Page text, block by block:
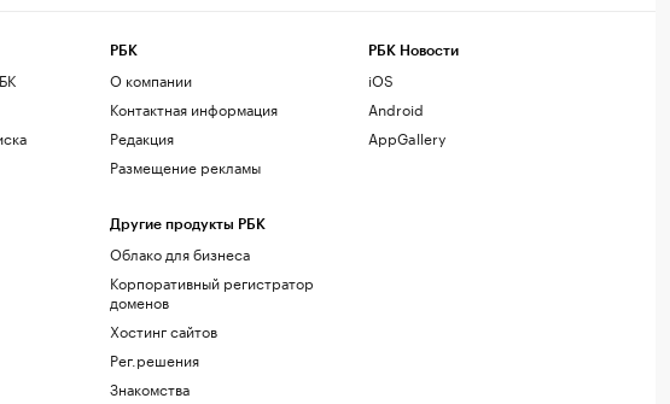
РБК
О компании
Контактная информация
Редакция
Размещение рекламы
Другие продукты РБК
Облако для бизнеса
Корпоративный регистратор
доменов
Хостинг сайтов
Рег.решения
Знакомства
РБК Новости
iOS
Android
AppGallery